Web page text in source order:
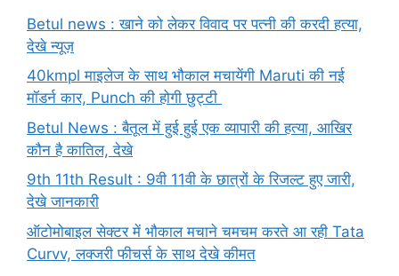
Betul news : खाने को लेकर विवाद पर पत्नी की करदी हत्या,
देखे न्यूज़
40kmpl माइलेज के साथ भौकाल मचायेंगी Maruti की नई
मॉडर्न कार, Punch की होगी छुट्टी
Betul News : बैतूल में हुई हुई एक व्यापारी की हत्या, आखिर
कौन है कातिल, देखे
9th 11th Result : 9वी 11वी के छात्रों के रिजल्ट हुए जारी,
देखे जानकारी
ऑटोमोबाइल सेक्टर में भौकाल मचाने चमचम करते आ रही Tata
Curvv, लक्जरी फीचर्स के साथ देखे कीमत